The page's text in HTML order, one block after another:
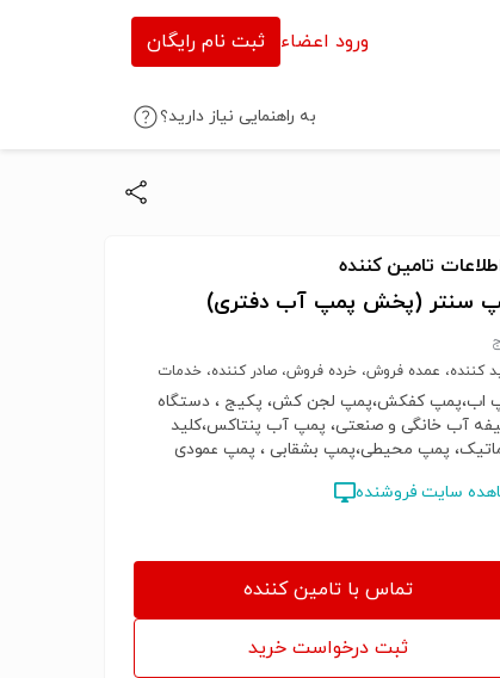
ورود اعضاء ثبت نام رایگان
به راهنمایی نیاز دارید؟
تامین کننده
سنتر (پخش پمپ آب دفتری)
کننده، عمده فروش، خرده فروش، صادر کننده، خدمات
پمپ اب،پمپ کفکش،پمپ لجن کش، پکیج ، دستگاه
آب خانگی و صنعتی، پمپ آب پنتاکس،کلید
پمپ محیطی،پمپ بشقابی ، پمپ عمودی
شوفاژ دیواری،رادیاتور پانلی، لوازم جانبی
سایت فروشنده
تماس با تامین کننده
ثبت درخواست خرید